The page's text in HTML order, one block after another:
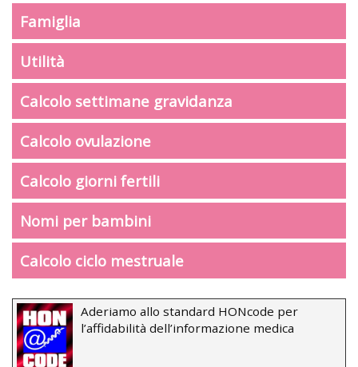
Famiglia
Utilità
Calcolo settimane gravidanza
Calcolo ovulazione
Calcolo giorni fertili
Nomi per bambini
Calcolo ciclo mestruale
Aderiamo allo standard HONcode per
l’affidabilità dell’informazione medica